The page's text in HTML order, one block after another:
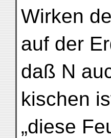
Wirken
auf der
daß N
kischen
„diese